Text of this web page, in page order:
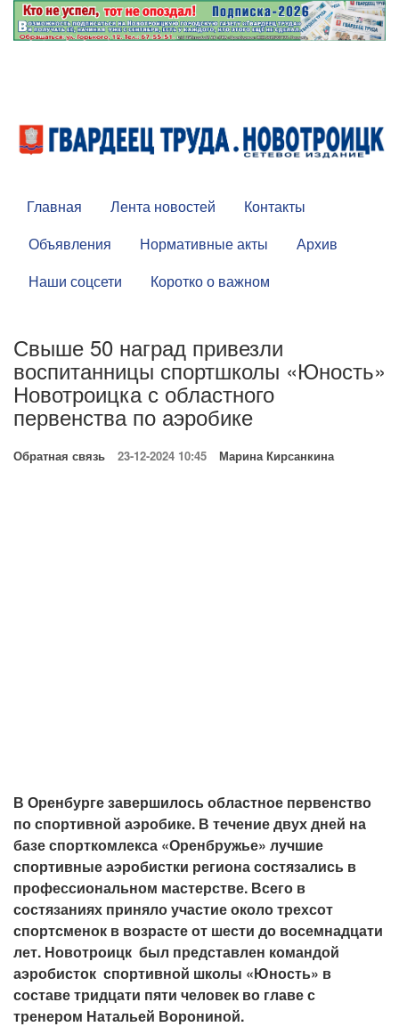
Главная Лента новостей
Контакты
Объявления
Нормативные акты
Архив
Наши соцсети
Коротко о важном
Свыше 50 наград привезли
воспитанницы спортшколы «Юность»
Новотроицка с областного
первенства по аэробике
Обратная связь 23-12-2024 10:45 Марина Кирсанкина
В Оренбурге завершилось областное первенство
по спортивной аэробике. В течение двух дней на
базе спорткомлекса «Оренбружье» лучшие
спортивные аэробистки региона состязались в
профессиональном мастерстве. Всего в
состязаниях приняло участие около трехсот
спортсменок в возрасте от шести до восемнадцати
лет. Новотроицк был представлен командой
аэробисток спортивной школы «Юность» в
составе тридцати пяти человек во главе с
тренером Натальей Ворониной.